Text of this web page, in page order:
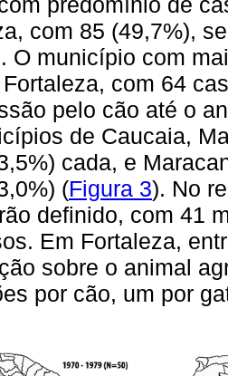
com 85 (49,7%),
O município com
com 64
pelo cão até o
de Caucaia,
cada, e
(Figura 3). No
definido, com 41
Em Fortaleza,
sobre o animal
por cão, um por